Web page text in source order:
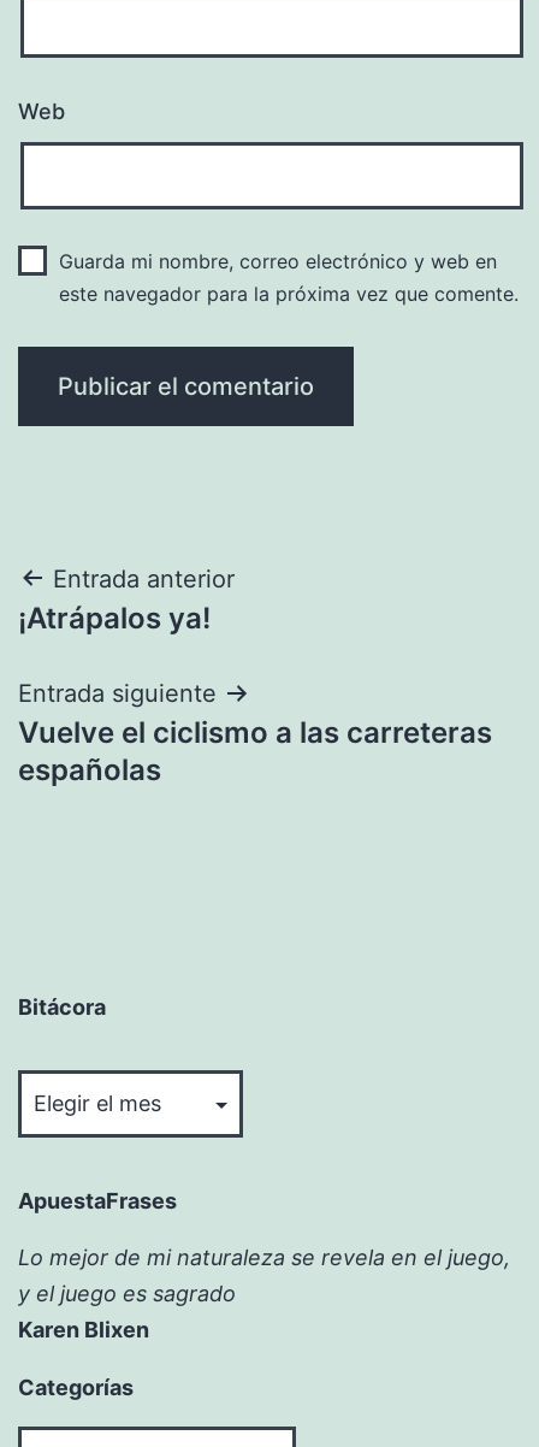
Web
Guarda mi nombre, correo electrónico y web en
este navegador para la próxima vez que comente.
Navegación
de
entradas
Entrada anterior
¡Atrápalos ya!
Entrada siguiente
Vuelve el ciclismo a las carreteras
españolas
Bitácora
ApuestaFrases
Lo mejor de mi naturaleza se revela en el juego,
y el juego es sagrado
Karen Blixen
Categorías